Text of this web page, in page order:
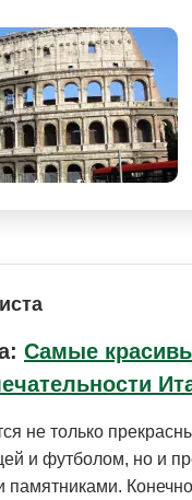
Самые
не только
и футболом, но и
памятниками.